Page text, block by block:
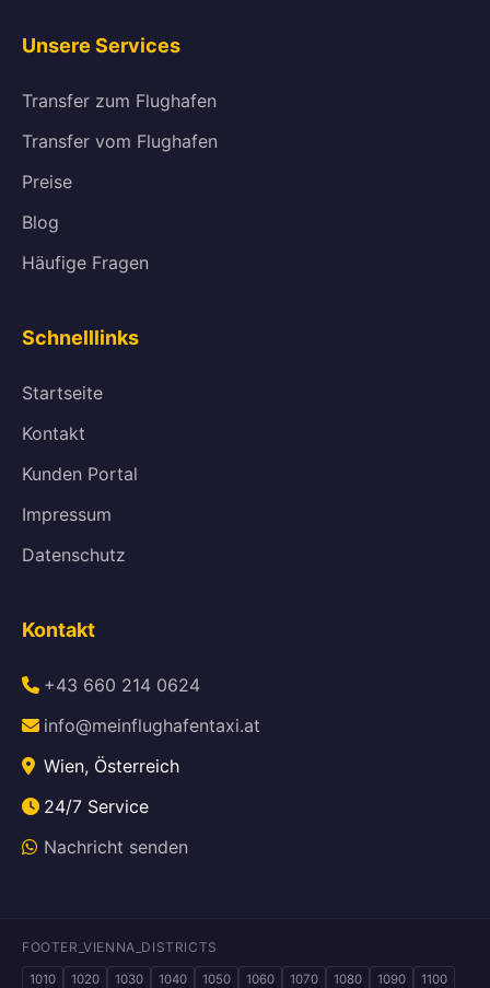
Unsere Services
Transfer zum Flughafen
Transfer vom Flughafen
Preise
Blog
Häufige Fragen
Schnelllinks
Startseite
Kontakt
Kunden Portal
Impressum
Datenschutz
Kontakt
+43 660 214 0624
info@meinflughafentaxi.at
Wien, Österreich
24/7 Service
Nachricht senden
FOOTER_VIENNA_DISTRICTS
1010 1020 1030 1040 1050 1060 1070 1080 1090
1100